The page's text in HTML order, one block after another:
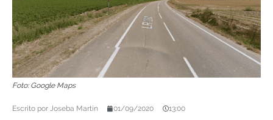
Foto: Google Maps
Escrito por Joseba Martín 01/09/2020 13:00